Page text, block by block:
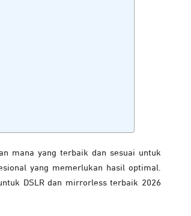
mana yang terbaik dan sesuai untuk
yang memerlukan hasil optimal.
DSLR dan mirrorless terbaik 2026